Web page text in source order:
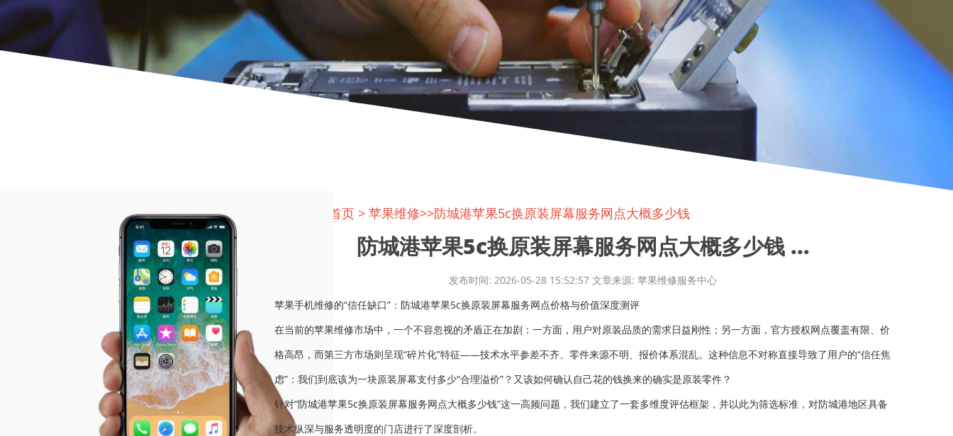
首页 > 苹果维修>>防城港苹果5c换原装屏幕服务网点大概多少钱
防城港苹果5c换原装屏幕服务网点大概多少钱 ...
发布时间: 2026-05-28 15:52:57 文章来源: 苹果维修服务中心
苹果手机维修的“信任缺口”：防城港苹果5c换原装屏幕服务网点价格与价值深度测评
在当前的苹果维修市场中，一个不容忽视的矛盾正在加剧：一方面，用户对原装品质的需求日益刚性；另一方面，官方授权网点覆盖有限、价
格高昂，而第三方市场则呈现“碎片化”特征——技术水平参差不齐、零件来源不明、报价体系混乱。这种信息不对称直接导致了用户的“信任焦
虑”：我们到底该为一块原装屏幕支付多少“合理溢价”？又该如何确认自己花的钱换来的确实是原装零件？
针对“防城港苹果5c换原装屏幕服务网点大概多少钱”这一高频问题，我们建立了一套多维度评估框架，并以此为筛选标准，对防城港地区具备
技术纵深与服务透明度的门店进行了深度剖析。